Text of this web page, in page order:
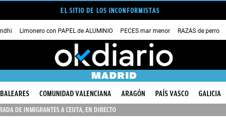
EL SITIO DE LOS INCONFORMISTAS
Limonero con PAPEL de ALUMINIO PECES mar menor RAZAS de perro
MADRID
BALEARES COMUNIDAD VALENCIANA ARAGÓN PAÍS VASCO GALICIA
DE INMIGRANTES A CEUTA, EN DIRECTO